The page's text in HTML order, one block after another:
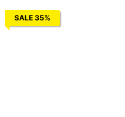
SALE 35%